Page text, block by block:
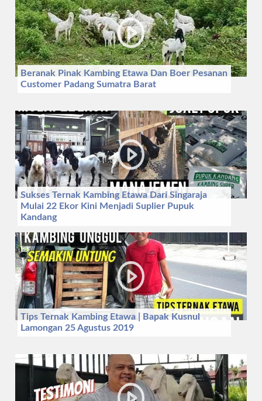
Beranak Pinak Kambing Etawa Dan Boer Pesanan
Customer Padang Sumatra Barat
Sukses Ternak Kambing Etawa Dari Singaraja
Mulai 22 Ekor Kini Menjadi Suplier Pupuk
Kandang
Tips Ternak Kambing Etawa | Bapak Kusnul
Lamongan 25 Agustus 2019